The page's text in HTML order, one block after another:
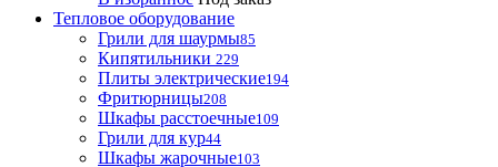
Тепловое оборудование
Грили для шаурмы85
Кипятильники 229
Плиты электрические194
Фритюрницы208
Шкафы расстоечные109
Грили для кур44
Шкафы жарочные103